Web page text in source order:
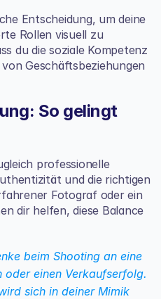
Entscheidung, um deine
Rollen visuell zu
du die soziale Kompetenz
Geschäftsbeziehungen
So gelingt
professionelle
und die richtigen
Fotograf oder ein
dir helfen, diese Balance
beim Shooting an eine
oder einen Verkaufserfolg.
sich in deiner Mimik